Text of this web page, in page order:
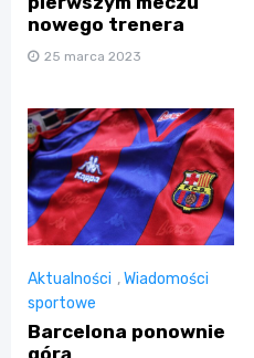
nowego trenera
25 marca 2023
Aktualności ,Wiadomości
sportowe
Barcelona ponownie
górą